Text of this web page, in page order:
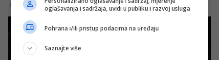
oglašavanja i sadržaja, uvidi u publiku i razvoj usluga
Pohrana i/ili pristup podacima na uređaju
Saznajte više